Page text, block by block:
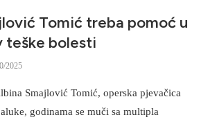
Tomić treba pomoć u
teške bolesti
2025
Smajlović Tomić, operska pjevačica
godinama se muči sa multipla